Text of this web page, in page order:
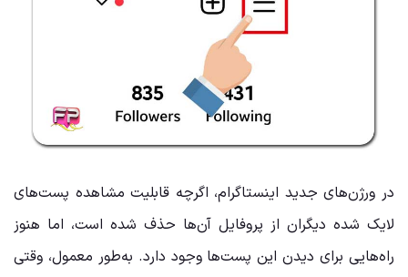
در ورژن‌های جدید اینستاگرام، اگرچه قابلیت مشاهده پست‌های
لایک شده دیگران از پروفایل آن‌ها حذف شده است، اما هنوز
راه‌هایی برای دیدن این پست‌ها وجود دارد. به‌طور معمول، وقتی